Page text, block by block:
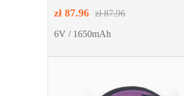
zł 87.96 zł 87.96
6V / 1650mAh